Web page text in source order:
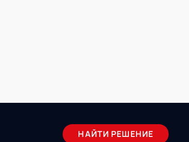
НАЙТИ РЕШЕНИЕ